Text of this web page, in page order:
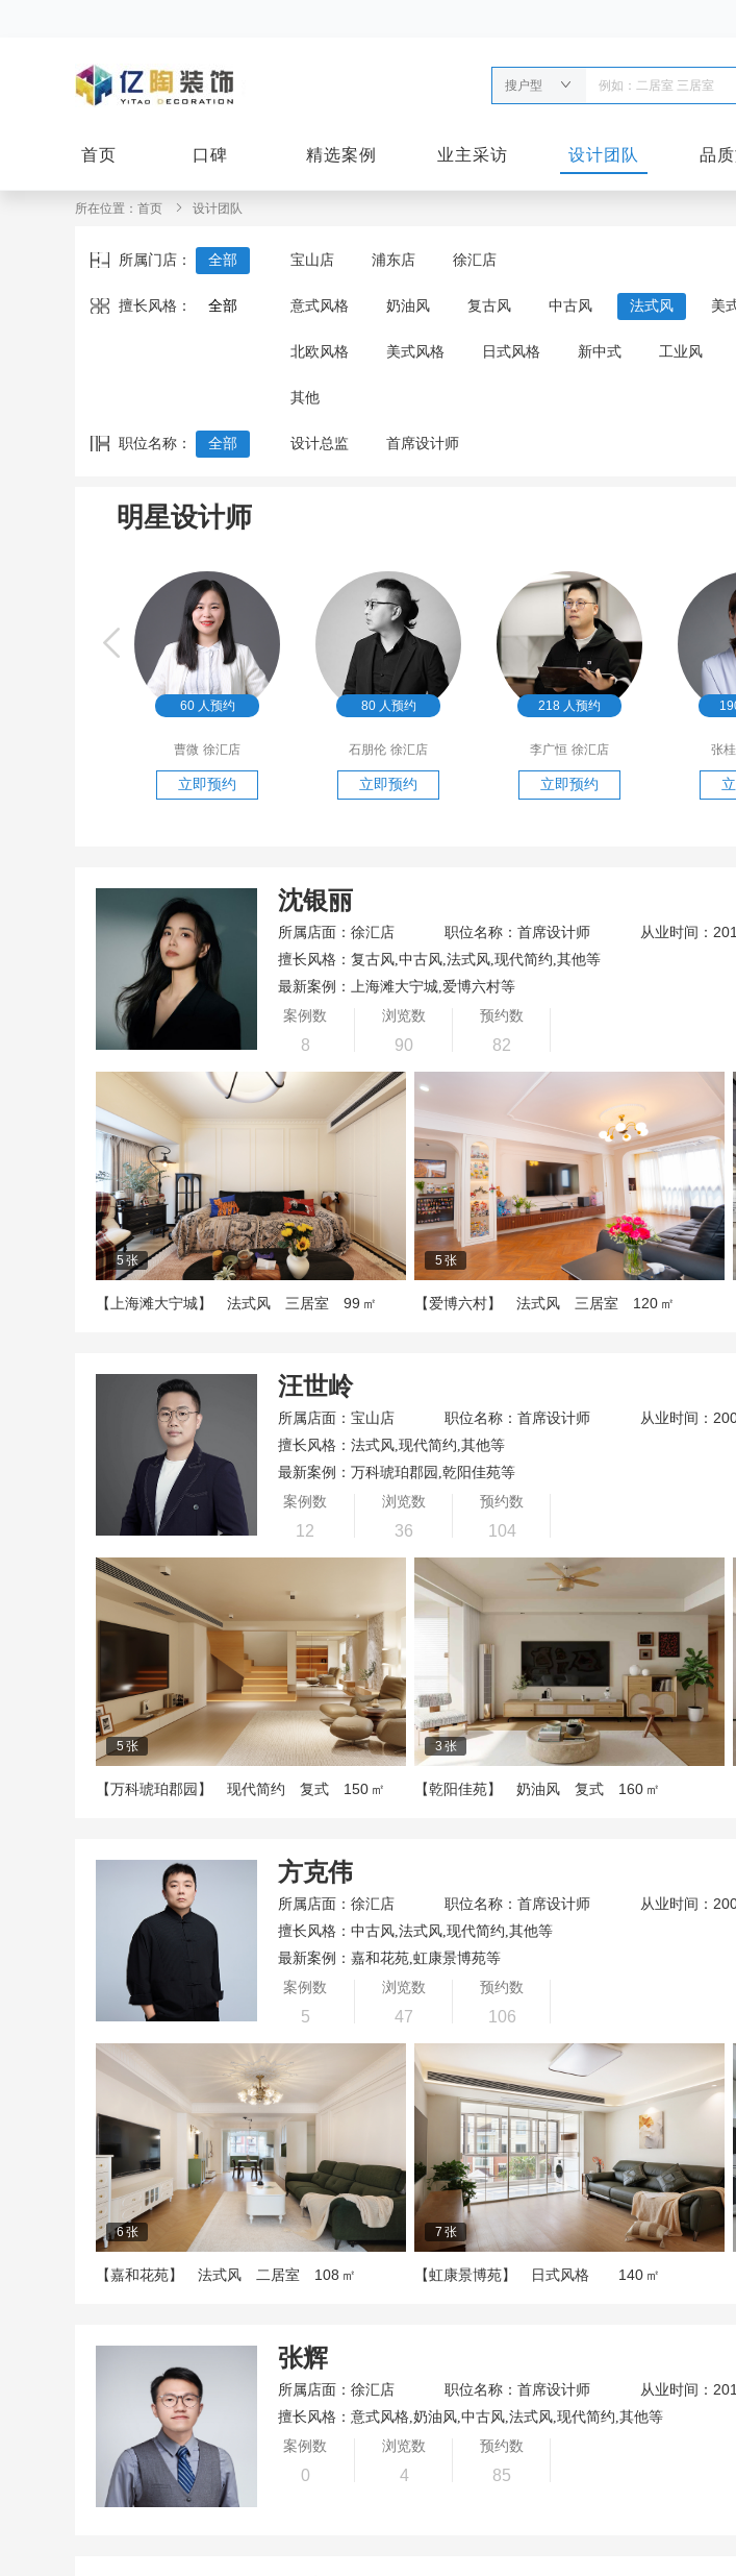
搜户型
首页 口碑 精选案例 业主采访 设计团队 品
所在位置： 首页 设计团队
所属门店： 全部 宝山店 浦东店 徐汇店
擅长风格： 全部 意式风格 奶油风 复古风 中古风 法式风 美
北欧风格 美式风格 日式风格 新中式 工业风
其他
职位名称： 全部 设计总监 首席设计师
明星设计师
80 人预约
石朋伦 徐汇店
立即预约
218 人预约
李广恒 徐汇店
立即预约
190 人预约
张桂玲 宝山店
立即预约
陶
沈银丽
所属店面：徐汇店 职位名称：首席设计师 从业时间：
擅长风格：复古风,中古风,法式风,现代简约,其他等
最新案例：上海滩大宁城,爱博六村等
案例数
8
浏览数
90
预约数
82
5张
【上海滩大宁城】 法式风 三居室 99 ㎡
5张
【爱博六村】 法式风 三居室 120 ㎡
汪世岭
所属店面：宝山店 职位名称：首席设计师 从业时间：
擅长风格：法式风,现代简约,其他等
最新案例：万科琥珀郡园,乾阳佳苑等
案例数
12
浏览数
36
预约数
104
5张
【万科琥珀郡园】 现代简约 复式 150 ㎡
3张
【乾阳佳苑】 奶油风 复式 160 ㎡
方克伟
所属店面：徐汇店 职位名称：首席设计师 从业时间：
擅长风格：中古风,法式风,现代简约,其他等
最新案例：嘉和花苑,虹康景博苑等
案例数
5
浏览数
47
预约数
106
6张
【嘉和花苑】 法式风 二居室 108 ㎡
7 张
【虹康景博苑】 日式风格 140 ㎡
张辉
所属店面：徐汇店 职位名称：首席设计师 从业时间：
擅长风格：意式风格,奶油风,中古风,法式风,现代简约,其他等
案例数
0
浏览数
4
预约数
85